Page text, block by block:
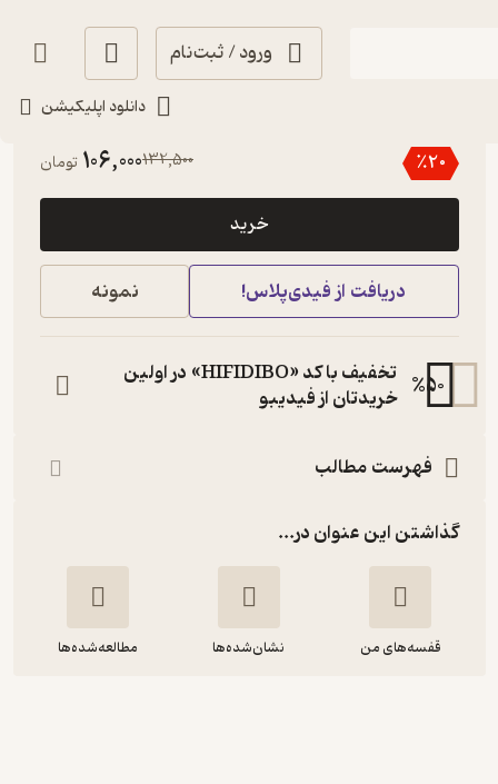
ورود / ثبت‌نام
دانلود اپلیکیشن
گیرا 🧲(
٪20
132,500
106,000 تومان
خرید
دریافت از فیدی‌پلاس! نمونه
%50
تخفیف با کد «HIFIDIBO» در اولین
خریدتان از فیدیبو
فهرست مطالب
گذاشتن این عنوان در...
قفسه‌های من نشان‌شده‌ها مطالعه‌شده‌ها